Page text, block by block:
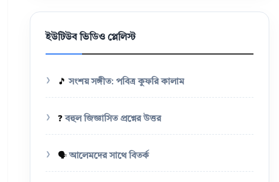
ইউটিউব ভিডিও প্লেলিস্ট
🎵সংশয় সঙ্গীত: পবিত্র কুফরি কালাম
❓বহুল জিজ্ঞাসিত প্রশ্নের উত্তর
🗣️আলেমদের সাথে বিতর্ক